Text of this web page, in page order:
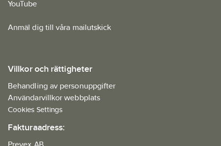
YouTube
Anmäl dig till våra mailutskick
Villkor och rättigheter
Behandling av personuppgifter
Användarvillkor webbplats
Cookies Settings
Fakturaadress: